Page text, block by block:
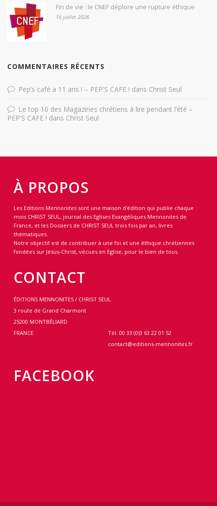
Fin de vie : le CNEF déplore une rupture éthique
16 juillet 2026
COMMENTAIRES RÉCENTS
Pep’s café a 11 ans ! – PEP'S CAFE ! dans Christ Seul
Le top 10 des Magazines chrétiens à lire pendant l’été –
PEP'S CAFE ! dans Christ Seul
À PROPOS
Les Editions Mennonites sont une maison d'édition qui publie chaque
mois CHRIST SEUL, journal des Eglises Evangéliques Mennonites de
France, et les Dossiers de CHRIST SEUL trois fois par an, livres
thématiques.
Notre objectif est de contribuer à une foi et une éthique chrétiennes
fondées sur Jésus-Christ, vécues en Eglise, pour le bien de tous.
CONTACT
ÉDITIONS MENNONITES / CHRIST SEUL
3 route de Grand Charmont
25200 MONTBÉLIARD
FRANCE
Tél. 00 33 (0)3 63 22 01 52
contact@editions-mennonites.fr
FACEBOOK